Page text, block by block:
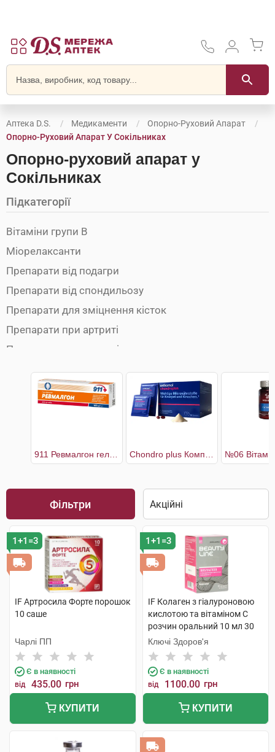
Аптека D.S. Медикаменти
Опорно-Руховий Апарат
Опорно-Руховий Апарат У Сокільниках
Опорно-руховий апарат у
Сокільниках
Підкатегорії
Вітаміни групи В
Міорелаксанти
Препарати від подагри
Препарати від спондильозу
Препарати для зміцнення кісток
Препарати при артриті
Препарати при артрозі
Препарати при бурситі
Препарати при міозиті
Препарати при остеопорозі
Препарати при розтягуванні зв'язок
Протизапальні препарати
Хондропротектори
Фільтри
1+1=3
IF Артросила Форте порошок
10 саше
Чарлі ПП
Є в наявності
від 435.00 грн
КУПИТИ
1+1=3
IF Колаген з гіалуроновою
кислотою та вітаміном C
розчин оральний 10 мл 30
стіків
Ключі Здоров'я
Є в наявності
від 1100.00 грн
КУПИТИ